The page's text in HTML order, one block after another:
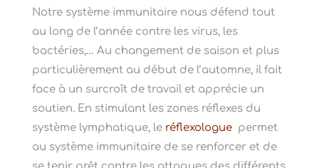
Notre système immunitaire nous défend tout
au long de l’année contre les virus, les
bactéries,… Au changement de saison et plus
particulièrement au début de l’automne, il fait
face à un surcroît de travail et apprécie un
soutien. En stimulant les zones réflexes du
système lymphatique, le réflexologuepermet
au système immunitaire de se renforcer et de